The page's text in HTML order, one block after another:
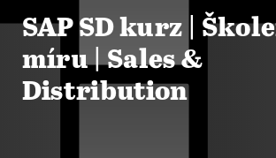
SAP SD kurz |
míru | Sales &
Distribution